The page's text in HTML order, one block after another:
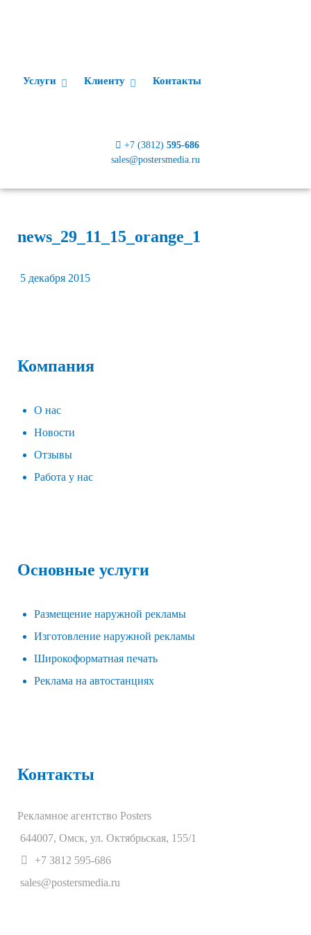
Услуги Клиенту Контакты
+7 (3812)595-686
sales@postersmedia.ru
news_29_11_15_orange_1
5 декабря 2015
Компания
О нас
Новости
Отзывы
Работа у нас
Основные услуги
Размещение наружной рекламы
Изготовление наружной рекламы
Широкоформатная печать
Реклама на автостанциях
Контакты
Рекламное агентство Posters
644007, Омск, ул. Октябрьская, 155/1
+7 3812 595-686
sales@postersmedia.ru